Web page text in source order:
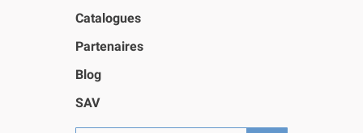
Catalogues
Partenaires
Blog
SAV